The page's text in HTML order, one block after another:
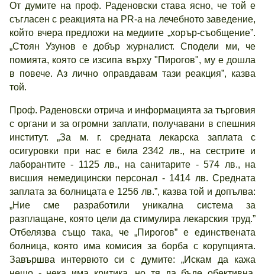
От думите на проф. Раденовски става ясно, че той е
съгласен с реакцията на PR-а на лечебното заведение,
който вчера предложи на медиите „хорър-съобщение”.
„Стоян Узунов е добър журналист. Сподели ми, че
помията, която се изсипа върху "Пирогов", му е дошла
в повече. Аз лично оправдавам тази реакция”, казва
той.
Проф. Раденовски отрича и информацията за търговия
с органи и за огромни заплати, получавани в спешния
институт. „За м. г. средната лекарска заплата с
осигуровки при нас е била 2342 лв., на сестрите и
лаборантите - 1125 лв., на санитарите - 574 лв., на
висшия немедицински персонал - 1414 лв. Средната
заплата за болницата е 1256 лв.”, казва той и допълва:
„Ние сме разработили уникална система за
разплащане, която цели да стимулира лекарския труд.”
Отбелязва също така, че „Пирогов” е единствената
болница, която има комисия за борба с корупцията.
Завършва интервюто си с думите: „Искам да кажа